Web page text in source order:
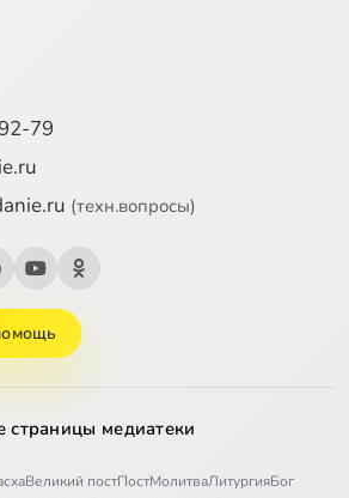
28
79
(техн.вопросы)
страницы медиатеки
Великий постПостМолитваЛитургияБог